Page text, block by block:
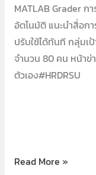
MATLAB Grader ก
อัตโนมัติ แนะนำสื่อก
ปรับใช้ได้ทันที กลุ่มเ
จำนวน 80 คน หน้า
ตัวเอง#HRDRSU
Read More »